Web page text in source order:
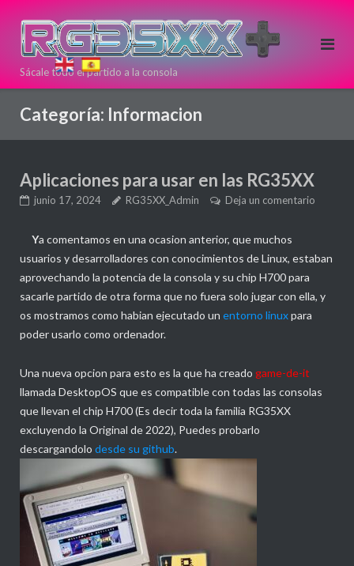
contenido
Sácale todo el partido a la consola
Categoría: Informacion
Aplicaciones para usar en las RG35XX
junio 17, 2024 RG35XX_Admin Deja un comentario
Ya comentamos en una ocasion anterior, que muchos
usuarios y desarrolladores con conocimientos de Linux, estaban
aprovechando la potencia de la consola y su chip H700 para
sacarle partido de otra forma que no fuera solo jugar con ella, y
os mostramos como habian ejecutado un entorno linuxpara
poder usarlo como ordenador.
Una nueva opcion para esto es la que ha creado game-de-it
llamada DesktopOS que es compatible con todas las consolas
que llevan el chip H700 (Es decir toda la familia RG35XX
excluyendo la Original de 2022), Puedes probarlo
descargandolo desde su github.
Si estas
comprar una
nueva
puedes
hacerlo aqui!
desde >>
ANBERNIC
<<